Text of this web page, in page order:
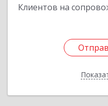
Клиентов на